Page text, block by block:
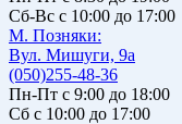
Сб-Вс с 10:00 до 17:00
М. Позняки:
Вул. Мишуги, 9а
(050)255-48-36
Пн-Пт с 9:00 до 18:00
Сб с 10:00 до 17:00